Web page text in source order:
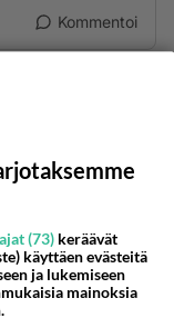
Kommentoi
mutta
Kommentoi
(73) keräävät
käyttäen evästeitä
ja lukemiseen
mainoksia